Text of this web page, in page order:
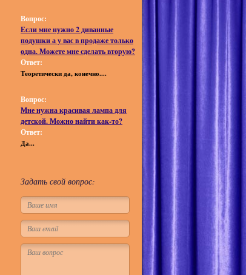
Вопрос:
Если мне нужно 2 диванные
подушки а у вас в продаже только
одна. Можете мне сделать вторую?
Ответ:
Теоретически да, конечно....
Вопрос:
Мне нужна красивая лампа для
детской. Можно найти как-то?
Ответ:
Да...
Задать свой вопрос: